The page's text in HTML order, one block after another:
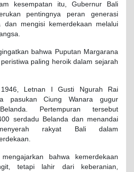
kesempatan itu, Gubernur Bali
pentingnya peran generasi
dan mengisi kemerdekaan melalui
bahwa Puputan Margarana
paling heroik dalam sejarah
Letnan I Gusti Ngurah Rai
pasukan Ciung Wanara gugur
Pertempuran tersebut
serdadu Belanda dan menandai
rakyat Bali dalam
bahwa kemerdekaan
tetapi lahir dari keberanian,